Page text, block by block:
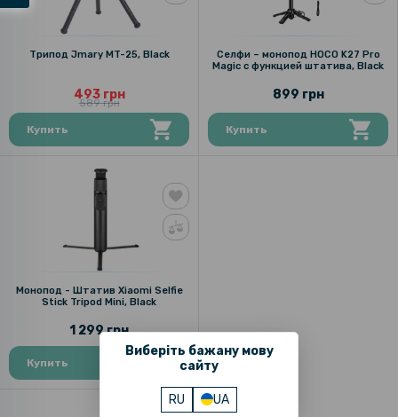
Виберіть бажану мову
сайту
RU UA
Трипод Jmary MT-25, Black
493 грн
589 грн
Купить
Селфи – монопод HOCO K27 Pro
Magic с функцией штатива, Black
899 грн
Купить
Монопод - Штатив Xiaomi Selfie
Stick Tripod Mini, Black
1 299 грн
Купить